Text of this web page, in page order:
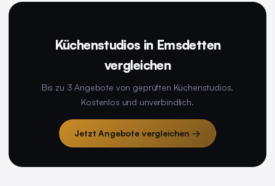
Küchenstudios in Emsdetten
vergleichen
Bis zu 3 Angebote von geprüften Küchenstudios.
Kostenlos und unverbindlich.
Jetzt Angebote vergleichen →